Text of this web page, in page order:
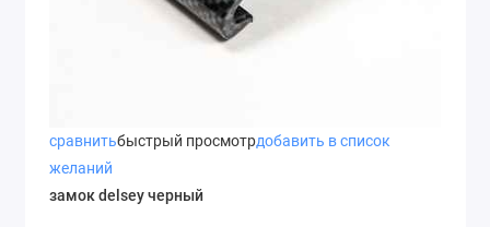
сравнитьбыстрый просмотрдобавить в список
желаний
замок delsey черный